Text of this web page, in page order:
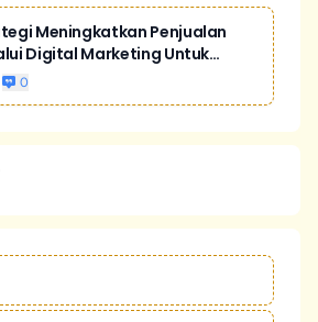
Meningkatkan Penjualan
Digital Marketing Untuk
Yang Lebih Kompetitif
0